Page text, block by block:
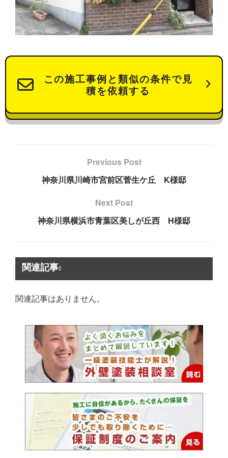
この施工事例と類似の条件で見
積を依頼する
Previous Post
神奈川県川崎市宮前区菅生ケ丘 K様邸
Next Post
神奈川県横浜市青葉区美しが丘西 H様邸
関連記事:
関連記事はありません。